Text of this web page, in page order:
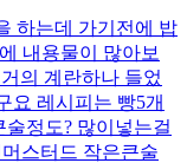
하는데 가기전에 밥
내용물이 많아보
의 계란하나 들었
요 레시피는 빵5개
정도? 많이넣는걸
스터드 작은큰술